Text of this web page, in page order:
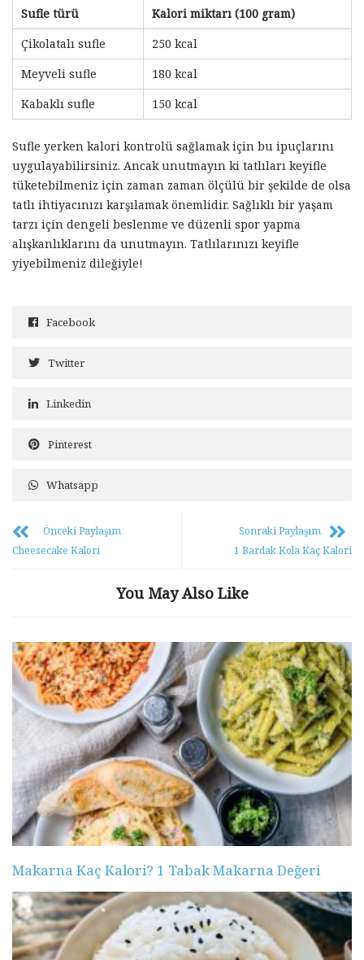
Sufle türü
Kalori miktarı (100 gram)
Çikolatalı sufle
250 kcal
Meyveli sufle
180 kcal
Kabaklı sufle
150 kcal
Sufle yerken kalori kontrolü sağlamak için bu ipuçlarını
uygulayabilirsiniz. Ancak unutmayın ki tatlıları keyifle
tüketebilmeniz için zaman zaman ölçülü bir şekilde de olsa
tatlı ihtiyacınızı karşılamak önemlidir. Sağlıklı bir yaşam
tarzı için dengeli beslenme ve düzenli spor yapma
alışkanlıklarını da unutmayın. Tatlılarınızı keyifle
yiyebilmeniz dileğiyle!
Facebook
Twitter
Linkedin
Pinterest
Whatsapp
Önceki Paylaşım
Cheesecake Kalori
Sonraki Paylaşım
1 Bardak Kola Kaç Kalori
You May Also Like
Makarna Kaç Kalori? 1 Tabak Makarna Değeri